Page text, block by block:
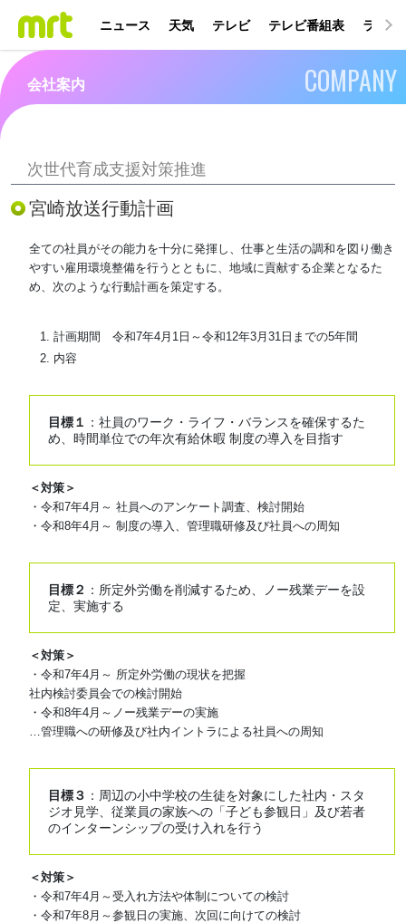
ニュース 天気 テレビ テレビ番組表 ラジオ
会社案内 COMPANY
次世代育成支援対策推進
宮崎放送行動計画
全ての社員がその能力を十分に発揮し、仕事と生活の調和を図り働き
やすい雇用環境整備を行うとともに、地域に貢献する企業となるた
め、次のような行動計画を策定する。
計画期間 令和7年4月1日～令和12年3月31日までの5年間
内容
目標１ ：社員のワーク・ライフ・バランスを確保するた
め、時間単位での年次有給休暇 制度の導入を目指す
＜対策＞
・令和7年4月～ 社員へのアンケート調査、検討開始
・令和8年4月～ 制度の導入、管理職研修及び社員への周知
目標２ ：所定外労働を削減するため、ノー残業デーを設
定、実施する
＜対策＞
・令和7年4月～ 所定外労働の現状を把握
社内検討委員会での検討開始
・令和8年4月～ノー残業デーの実施
…管理職への研修及び社内イントラによる社員への周知
目標３ ：周辺の小中学校の生徒を対象にした社内・スタ
ジオ見学、従業員の家族への「子ども参観日」及び若者
のインターンシップの受け入れを行う
＜対策＞
・令和7年4月～受入れ方法や体制についての検討
・令和7年8月～参観日の実施、次回に向けての検討